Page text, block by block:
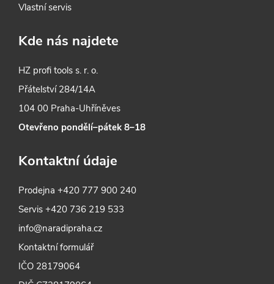
Vlastní servis
Kde nás najdete
HZ profi tools s. r. o.
Přátelství 284/14A
104 00 Praha-Uhříněves
Otevřeno pondělí–pátek 8–18
Kontaktní údaje
Prodejna+420 777 900 240
Servis+420 736 219 533
info@naradipraha.cz
Kontaktní formulář
IČO 28179064